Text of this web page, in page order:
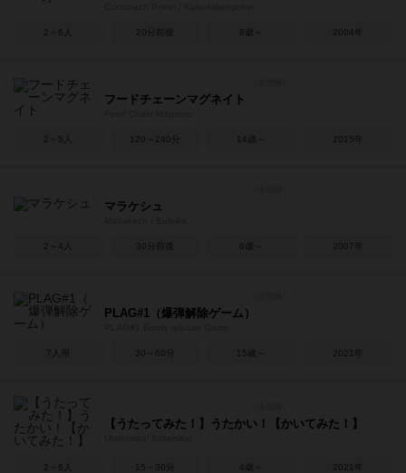
2～6人 20分前後 8歳～ 2004年
フードチェーンマグネイト
2～5人 120～240分 14歳～ 2015年
マラケシュ
2～4人 30分前後 6歳～ 2007年
PLAG#1（爆弾解除ゲーム）
7人用 30～60分 15歳～ 2021年
【うたってみた！】うたかい！【かいてみた！】
2～6人 15～30分 4歳～ 2021年